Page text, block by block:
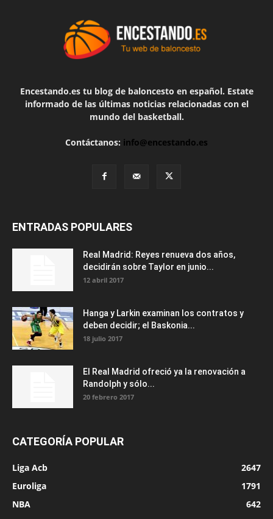
Encestando.es tu blog de baloncesto en español. Estate
informado de las últimas noticias relacionadas con el
mundo del basketball.
Contáctanos: info@encestando.es
ENTRADAS POPULARES
Real Madrid: Reyes renueva dos años,
decidirán sobre Taylor en junio...
12 abril 2017
Hanga y Larkin examinan los contratos y
deben decidir; el Baskonia...
18 julio 2017
El Real Madrid ofreció ya la renovación a
Randolph y sólo...
20 febrero 2017
CATEGORÍA POPULAR
Liga Acb
2647
Euroliga
1791
NBA
642